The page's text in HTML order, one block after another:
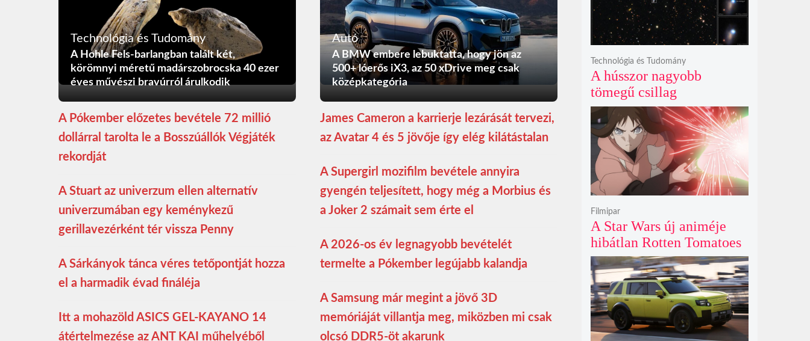
Technológia és Tudomány
A Hohle Fels-barlangban talált két,
körömnyi méretű madárszobrocska 40 ezer
éves művészi bravúrról árulkodik
A Pókember előzetes bevétele 72 millió
dollárral tarolta le a Bosszúállók Végjáték
rekordját
A Stuart az univerzum ellen alternatív
univerzumában egy keménykezű
gerillavezérként tér vissza Penny
A Sárkányok tánca véres tetőpontját hozza
el a harmadik évad fináléja
Itt a mohazöld ASICS GEL-KAYANO 14
átértelmezése az ANT KAI műhelyéből
Autó
A BMW embere lebuktatta, hogy jön az
500+ lóerős iX3, az 50 xDrive meg csak
középkategória
James Cameron a karrierje lezárását tervezi,
az Avatar 4 és 5 jövője így elég kilátástalan
A Supergirl mozifilm bevétele annyira
gyengén teljesített, hogy még a Morbius és
a Joker 2 számait sem érte el
A 2026-os év legnagyobb bevételét
termelte a Pókember legújabb kalandja
A Samsung már megint a jövő 3D
memóriáját villantja meg, miközben mi csak
olcsó DDR5-öt akarunk
A hússzor nagyobb
tömegű csillag
szupernóvájának rejtélyes
első fényét gamma-kitörés
nélkül kapták lencsevégre
a Föld obszervatóriumai
Technológia és Tudomány
A Star Wars új animéje
hibátlan Rotten Tomatoes
értékeléssel bizonyítja
nincs szükség a
nagyvászonra
Filmipar